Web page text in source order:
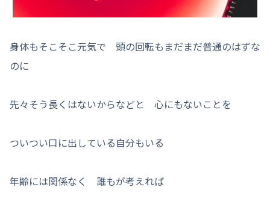
身体もそこそこ元気で 頭の回転もまだまだ普通のはずな
のに
先々そう長くはないからなどと 心にもないことを
ついつい口に出している自分もいる
年齢には関係なく 誰もが考えれば